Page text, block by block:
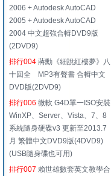
2006 + Autodesk AutoCAD
2005 + Autodesk AutoCAD
2004 中文超強合輯DVD9版
(2DVD9)
排行004 蔣勳《細說紅樓夢》八
十回全 MP3有聲書 合輯中文
DVD版(2DVD9)
排行006 微軟 G4D單一ISO安裝
WinXP、Server、Vista、7、8
系統隨身硬碟v3 更新至2013.7
月 繁體中文DVD9版(4DVD9)
(USB隨身碟也可用)
排行007 賴世雄數套英文教學合